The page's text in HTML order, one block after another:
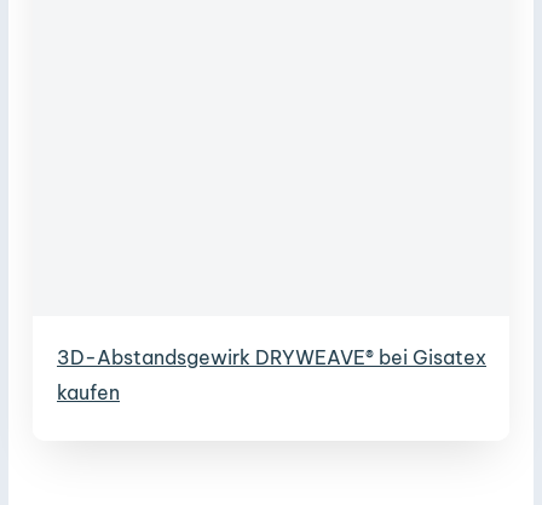
3D-Abstandsgewirk DRYWEAVE® bei Gisatex
kaufen